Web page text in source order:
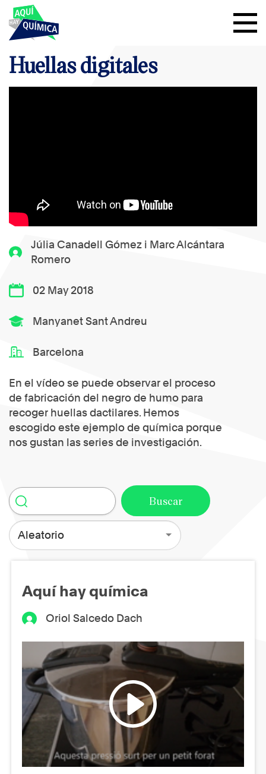
Júlia Canadell Gómez i Marc Alcántara
Romero
02 May 2018
Manyanet Sant Andreu
Barcelona
En el vídeo se puede observar el proceso
de fabricación del negro de humo para
recoger huellas dactilares. Hemos
escogido este ejemplo de química porque
nos gustan las series de investigación.
Huellas digitales
Aleatorio
Aquí hay química
Oriol Salcedo Dach